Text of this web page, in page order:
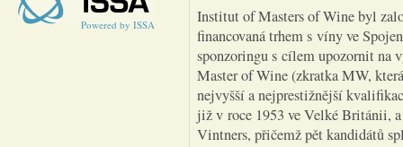
Powered by ISSA
Institut of Masters of Wine byl
financovaná trhem s víny ve
sponzoringu s cílem upozornit na
Master of Wine (zkratka MW,
nejvyšší a nejprestižnější
již v roce 1953 ve Velké Británii,
Vintners, přičemž pět kandidátů